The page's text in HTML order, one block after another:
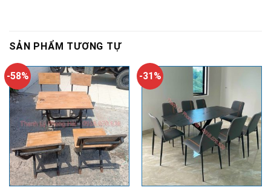
SẢN PHẨM TƯƠNG TỰ
-58% -31%